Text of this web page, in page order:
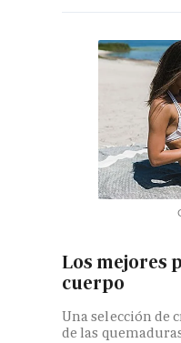
Los mejores
cuerpo
Una selección de
de las